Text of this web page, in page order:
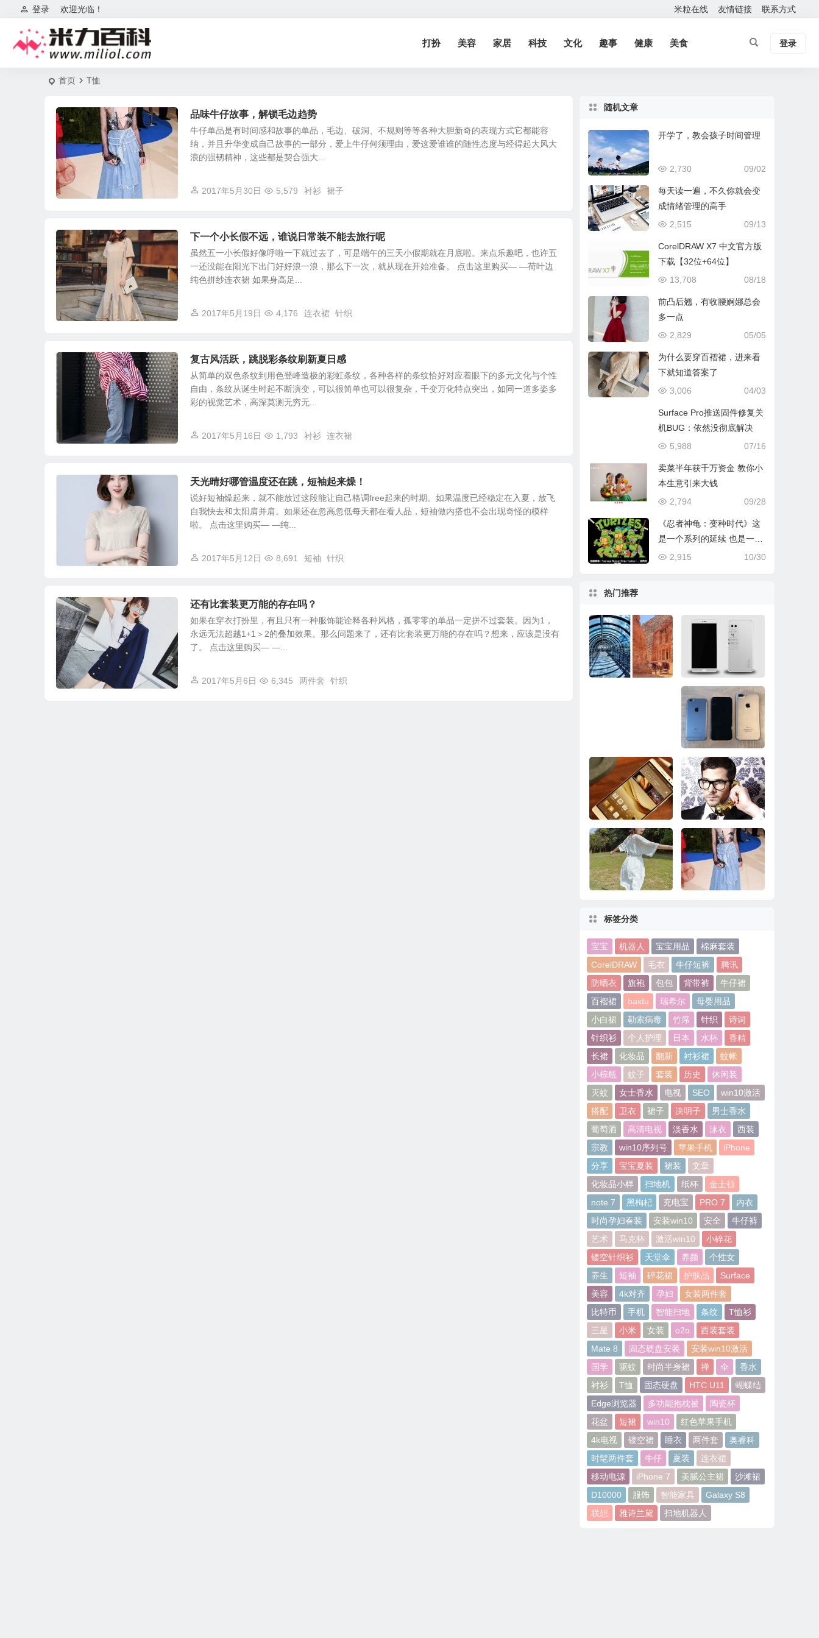
欢迎光临！
登录 米粒在线 友情链接 联系方式
打扮 美容 家居 科技 文化 趣事 健康 美食 登录
首页 T恤
品味牛仔故事，解锁毛边趋势
牛仔单品是有时间感和故事的单品，毛边、破洞、不规则等等各种大胆新奇的表现方式它都能容
纳，并且升华变成自己故事的一部分，爱上牛仔何须理由，爱这爱谁谁的随性态度与经得起大风大
浪的强韧精神，这些都是契合强大...
2017年5月30日 5,579 衬衫 裙子
下一个小长假不远，谁说日常装不能去旅行呢
虽然五一小长假好像呼啦一下就过去了，可是端午的三天小假期就在月底啦。来点乐趣吧，也许五
一还没能在阳光下出门好好浪一浪，那么下一次，就从现在开始准备。 点击这里购买— —荷叶边
纯色拼纱连衣裙 如果身高足...
2017年5月19日 4,176 连衣裙 针织
复古风活跃，跳脱彩条纹刷新夏日感
从简单的双色条纹到用色登峰造极的彩虹条纹，各种各样的条纹恰好对应着眼下的多元文化与个性
自由，条纹从诞生时起不断演变，可以很简单也可以很复杂，千变万化特点突出，如同一道多姿多
彩的视觉艺术，高深莫测无穷无...
2017年5月16日 1,793 衬衫 连衣裙
天光晴好哪管温度还在跳，短袖起来燥！
说好短袖燥起来，就不能放过这段能让自己格调free起来的时期。如果温度已经稳定在入夏，放飞
自我快去和太阳肩并肩。如果还在忽高忽低每天都在看人品，短袖做内搭也不会出现奇怪的模样
啦。 点击这里购买— —纯...
2017年5月12日 8,691 短袖 针织
还有比套装更万能的存在吗？
如果在穿衣打扮里，有且只有一种服饰能诠释各种风格，孤零零的单品一定拼不过套装。因为1，
永远无法超越1+1＞2的叠加效果。那么问题来了，还有比套装更万能的存在吗？想来，应该是没有
了。 点击这里购买— —...
2017年5月6日 6,345 两件套 针织
随机文章
开学了，教会孩子时间管理
09/02
2,730
每天读一遍，不久你就会变
成情绪管理的高手
09/13
2,515
CorelDRAW X7 中文官方版
下载【32位+64位】
08/18
13,708
前凸后翘，有收腰婀娜总会
多一点
05/05
2,829
为什么要穿百褶裙，进来看
下就知道答案了
04/03
3,006
Surface Pro推送固件修复关
机BUG：依然没彻底解决
07/16
5,988
卖菜半年获千万资金 教你小
本生意引来大钱
09/28
2,794
《忍者神龟：变种时代》这
是一个系列的延续 也是一代
人的延续
10/30
2,915
热门推荐
还有10天！魅族PRO
7邀请函曝光：主打双
屏
Surface Pro推送固件
修复关机BUG：依然
没彻底解决
iPhone 8想要真正的
成功到底有多难？
华为Mate 8系统更
新：玩《王者荣耀》
更流畅
十大最奇葩手机配件
看完果然大开眼界
变形记
毛边趋势
标签分类
宝宝 机器人 宝宝用品
棉麻套装
CorelDRAW
毛衣 牛仔短裤
腾讯
防晒衣
旗袍 包包 背带裤
牛仔裙
百褶裙
baidu 瑞希尔
母婴用品
小白裙
勒索病毒 竹席 针织
诗词
针织衫
个人护理 日本 水杯
香精
长裙
化妆品 翻新 衬衫裙
蚊帐
小棕瓶
蚊子 套装 历史
休闲装
灭蚊
女士香水 电视 SEO
win10激活
搭配
卫衣 裙子 决明子
男士香水
葡萄酒
高清电视 淡香水 泳衣
西装
宗教
win10序列号 苹果手机
iPhone
分享
宝宝夏装 裙装
文章
化妆品小样
扫地机 纸杯
金士顿
note 7
黑枸杞 充电宝 PRO 7
内衣
时尚孕妇春装
安装win10 安全
牛仔裤
艺术
马克杯 激活win10
小碎花
镂空针织衫
天堂伞 养颜
个性女
养生
短袖 碎花裙 护肤品
Surface
美容
4k对齐 孕妇
女装两件套
比特币
手机 智能扫地 条纹
T恤衫
三星
小米 女装 o2o
西装套装
Mate 8
固态硬盘安装
安装win10激活
国学
驱蚊 时尚半身裙 禅 伞
香水
衬衫
T恤 固态硬盘 HTC U11
蝴蝶结
Edge浏览器
多功能抱枕被
陶瓷杯
花盆
短裙 win10
红色苹果手机
4k电视
镂空裙 睡衣 两件套
奥睿科
时髦两件套
牛仔 夏装
连衣裙
移动电源
iPhone 7 美腻公主裙
沙滩裙
D10000
服饰 智能家具
Galaxy S8
联想
雅诗兰黛 扫地机器人